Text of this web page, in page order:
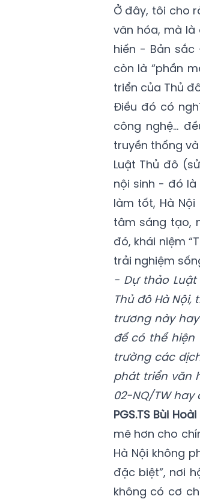
Ở đây, tôi cho
văn hóa, mà là
hiến - Bản
còn là “phần
triển của Thủ
Điều đó có
công nghệ…
truyền thống
Luật Thủ đô
nội sinh - đó là
làm tốt, Hà
tâm sáng tạo,
đó, khái niệm
trải nghiệm
- Dự thảo
Thủ đô Hà
trương này
để có thể
trường các
phát triển văn
02-NQ/TW hay
PGS.TS Bùi
mẽ hơn cho
Hà Nội không
đặc biệt”, nơi
không có cơ